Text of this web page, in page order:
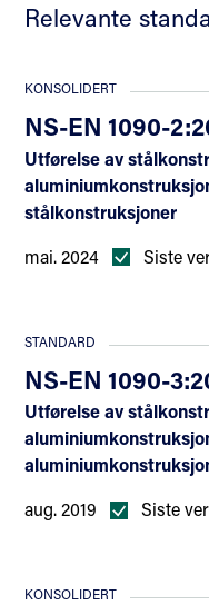
Relevante
KONSOLIDERT
NS-EN 1090-
Utførelse av
stålkonstruksjoner
mai. 2024
Siste
STANDARD
NS-EN 1090-
Utførelse av
aug. 2019
Siste
KONSOLIDERT